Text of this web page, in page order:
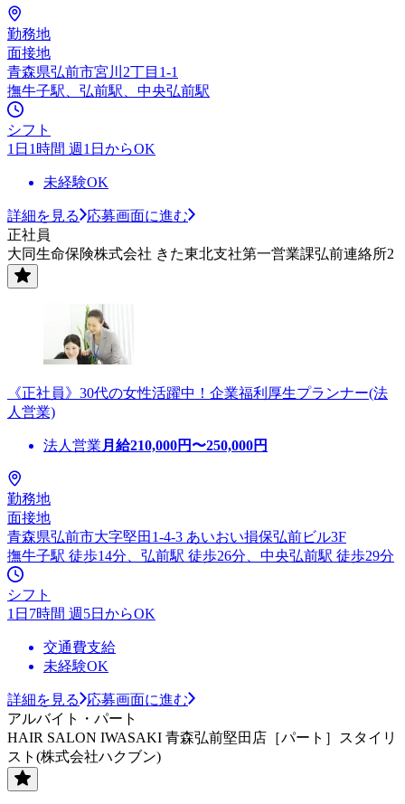
勤務地
面接地
青森県弘前市宮川2丁目1-1
撫牛子駅、弘前駅、中央弘前駅
シフト
1日1時間 週1日からOK
未経験OK
詳細を見る
応募画面に進む
正社員
大同生命保険株式会社 きた東北支社第一営業課弘前連絡所2
《正社員》30代の女性活躍中！企業福利厚生プランナー(法
人営業)
法人営業 月給210,000円〜250,000円
勤務地
面接地
青森県弘前市大字堅田1-4-3 あいおい損保弘前ビル3F
撫牛子駅 徒歩14分、弘前駅 徒歩26分、中央弘前駅 徒歩29分
シフト
1日7時間 週5日からOK
交通費支給
未経験OK
詳細を見る
応募画面に進む
アルバイト・パート
HAIR SALON IWASAKI 青森弘前堅田店［パート］スタイリ
スト(株式会社ハクブン)